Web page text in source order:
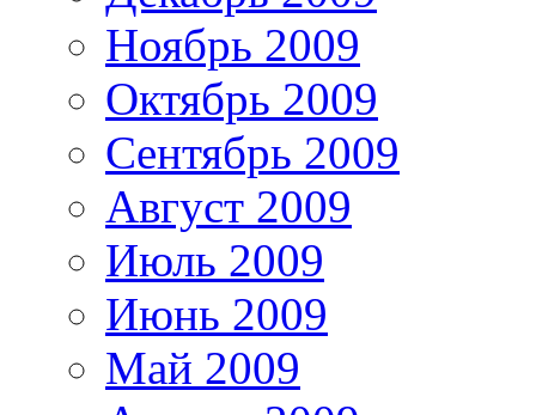
Ноябрь 2009
Октябрь 2009
Сентябрь 2009
Август 2009
Июль 2009
Июнь 2009
Май 2009